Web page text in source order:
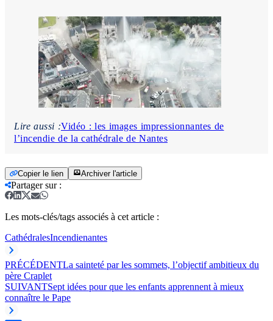
Lire aussi :Vidéo : les images impressionnantes de
l’incendie de la cathédrale de Nantes
Copier le lien Archiver l'article
Partager sur:
Les mots-clés/tags associés à cet article :
CathédralesIncendienantes
PRÉCÉDENTLa sainteté par les sommets, l’objectif ambitieux du
père Craplet
SUIVANTSept idées pour que les enfants apprennent à mieux
connaître le Pape